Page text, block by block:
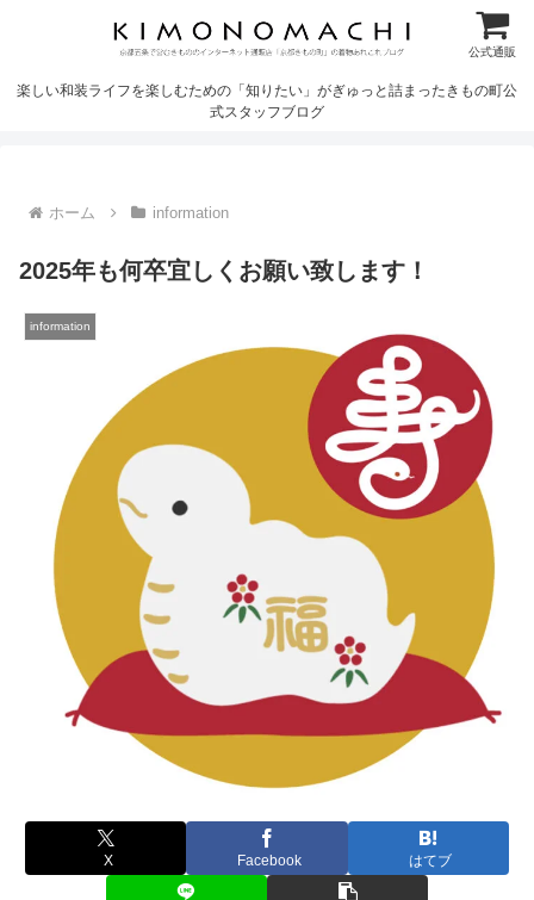
公式通販
楽しい和装ライフを楽しむための「知りたい」がぎゅっと詰まったきもの町公
式スタッフブログ
ホーム information
2025年も何卒宜しくお願い致します！
information
X Facebook はてブ